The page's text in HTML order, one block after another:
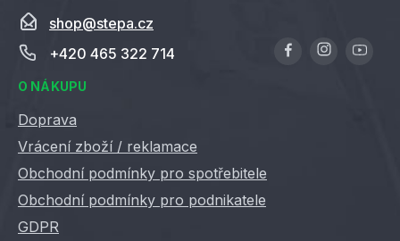
shop@stepa.cz
+420 465 322 714
O NÁKUPU
Doprava
Vrácení zboží / reklamace
Obchodní podmínky pro spotřebitele
Obchodní podmínky pro podnikatele
GDPR